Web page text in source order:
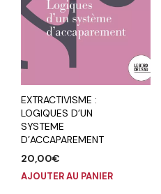
EXTRACTIVISME :
LOGIQUES D’UN
SYSTEME
D’ACCAPAREMENT
20,00€
AJOUTER AU PANIER